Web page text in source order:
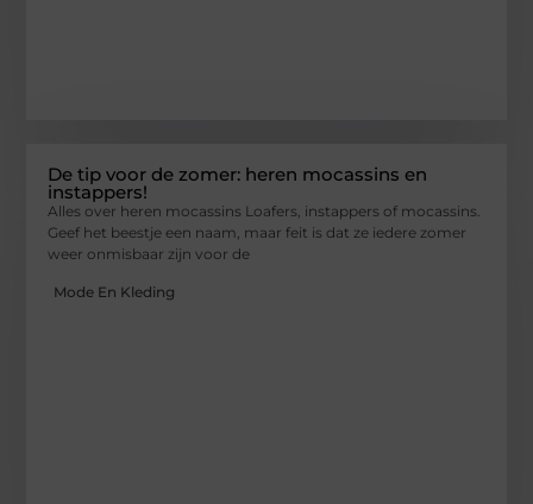
De tip voor de zomer: heren mocassins en
instappers!
Alles over heren mocassins Loafers, instappers of mocassins.
Geef het beestje een naam, maar feit is dat ze iedere zomer
weer onmisbaar zijn voor de
Mode En Kleding